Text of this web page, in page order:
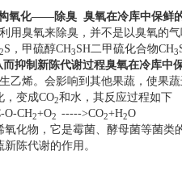
构氧化——除臭 臭氧在冷库中保鲜
臭氧来除臭，并不是以臭氧的
2S，甲硫醇CH3SH二甲硫化合物CH3
抑制新陈代谢过程臭氧在冷库中
烯。会影响到其他果蔬，使果
，变成CO2和水，其反应过程如下
O-CH2+O2 ----->CO2+H2O
氧化物，它是霉菌、酵母菌等菌
陈代谢的作用。